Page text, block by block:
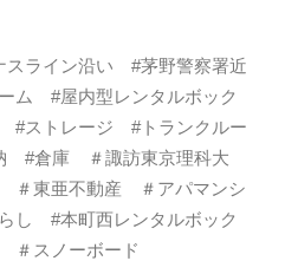
ライン沿い #茅野警察署近
ム #屋内型レンタルボック
ストレージ #トランクルー
#倉庫 ＃諏訪東京理科大
東亜不動産 ＃アパマンシ
し #本町西レンタルボック
スノーボード